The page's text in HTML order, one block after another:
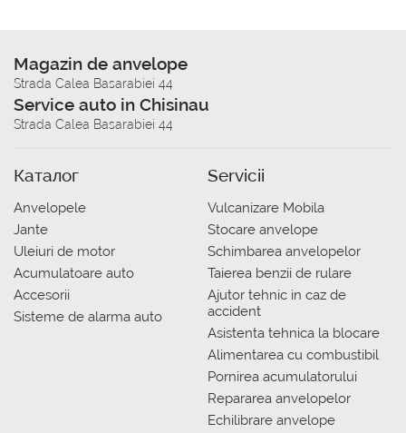
Magazin de anvelope
Strada Calea Basarabiei 44
Service auto in Chisinau
Strada Calea Basarabiei 44
Каталог
Anvelopele
Jante
Uleiuri de motor
Acumulatoare auto
Accesorii
Sisteme de alarma auto
Servicii
Vulcanizare Mobila
Stocare anvelope
Schimbarea anvelopelor
Taierea benzii de rulare
Ajutor tehnic in caz de
accident
Asistenta tehnica la blocare
Alimentarea cu combustibil
Pornirea acumulatorului
Repararea anvelopelor
Echilibrare anvelope